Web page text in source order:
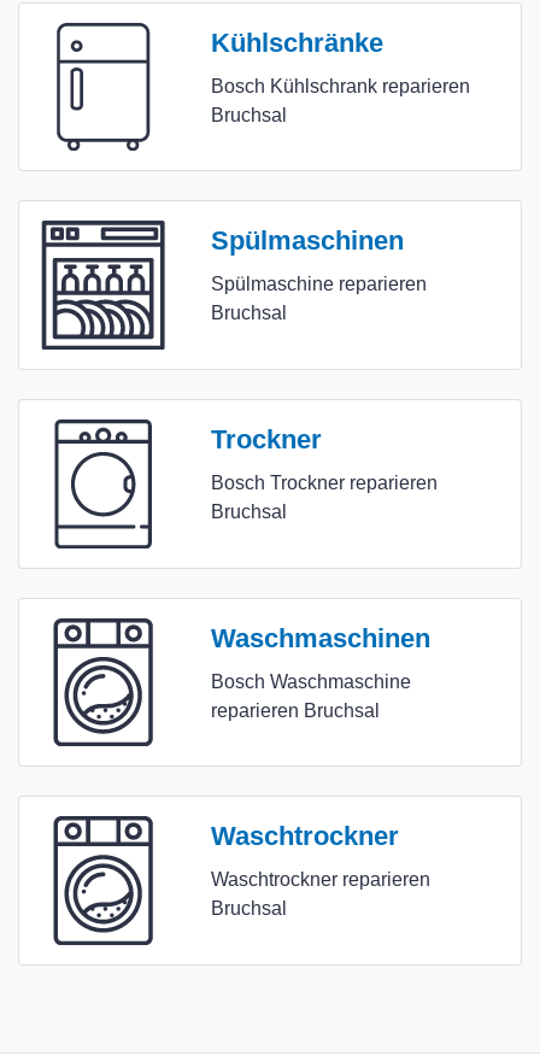
Kühlschränke
Bosch Kühlschrank reparieren
Bruchsal
Spülmaschinen
Spülmaschine reparieren
Bruchsal
Trockner
Bosch Trockner reparieren
Bruchsal
Waschmaschinen
Bosch Waschmaschine
reparieren Bruchsal
Waschtrockner
Waschtrockner reparieren
Bruchsal